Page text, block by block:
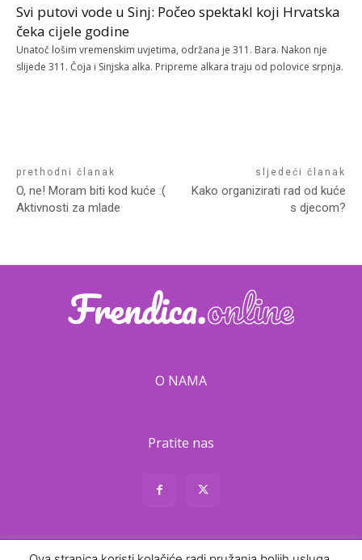
Svi putovi vode u Sinj: Počeo spektakl koji Hrvatska
čeka cijele godine
Unatoč lošim vremenskim uvjetima, održana je 311. Bara. Nakon nje
slijede 311. Čoja i Sinjska alka. Pripreme alkara traju od polovice srpnja.
prethodni članak
O, ne! Moram biti kod kuće :(
Aktivnosti za mlade
sljedeći članak
Kako organizirati rad od kuće
s djecom?
O NAMA
Pratite nas